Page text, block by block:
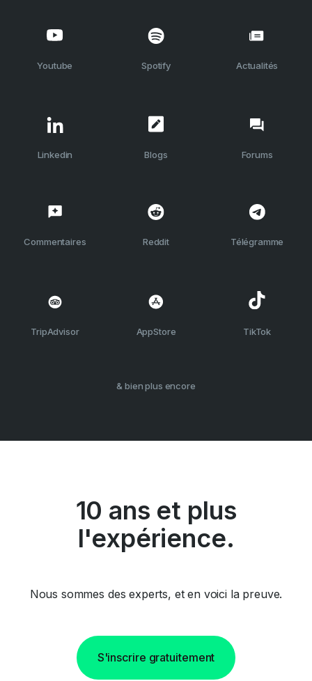
Youtube Spotify Actualités
Linkedin Blogs Forums
Commentaires Reddit Télégramme
TripAdvisor AppStore TikTok
& bien plus encore
10 ans et plus
l'expérience.
Nous sommes des experts, et en voici la preuve.
S'inscrire gratuitement